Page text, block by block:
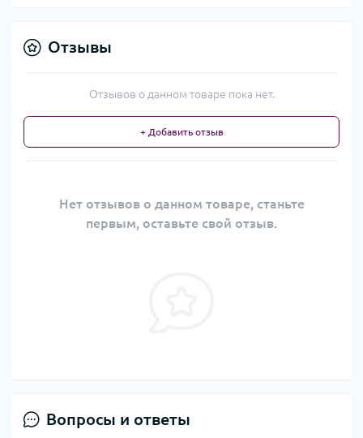
Отзывы
Отзывов о данном товаре пока нет.
+ Добавить отзыв
Нет отзывов о данном товаре, станьте
первым, оставьте свой отзыв.
Вопросы и ответы